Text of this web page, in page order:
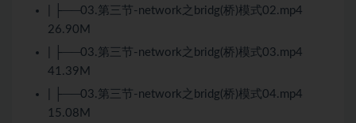
| ├──03.第三节-network之bridg(桥)模式02.mp4
26.90M
| ├──03.第三节-network之bridg(桥)模式03.mp4
41.39M
| ├──03.第三节-network之bridg(桥)模式04.mp4
15.08M